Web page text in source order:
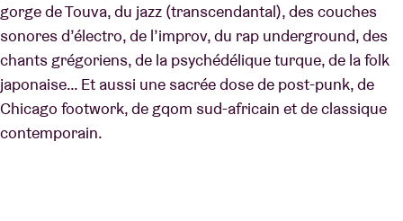
gorge de Touva, du jazz (transcendantal), des couches
sonores d’électro, de l’improv, du rap underground, des
chants grégoriens, de la psychédélique turque, de la folk
japonaise… Et aussi une sacrée dose de post-punk, de
Chicago footwork, de gqom sud-africain et de classique
contemporain.